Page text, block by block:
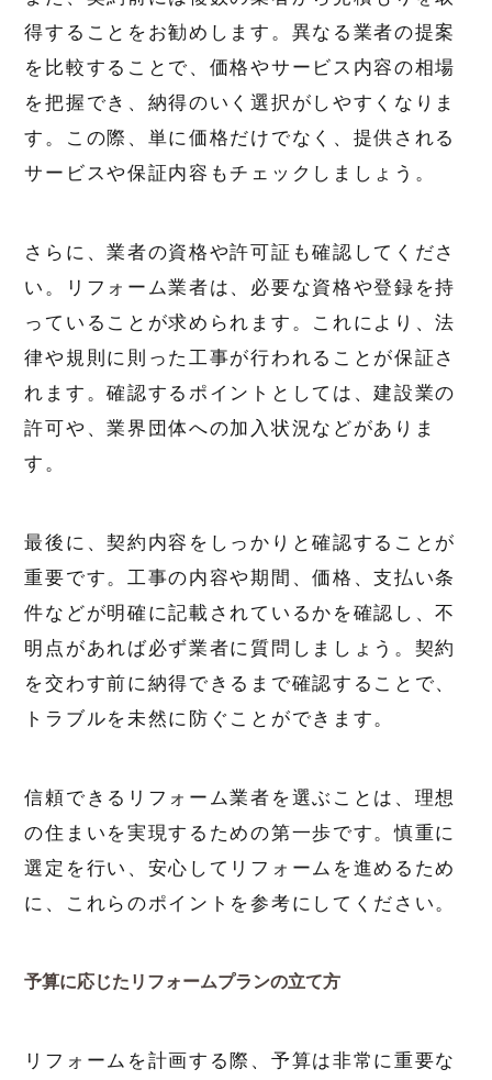
得することをお勧めします。異なる業者の提案
を比較することで、価格やサービス内容の相場
を把握でき、納得のいく選択がしやすくなりま
す。この際、単に価格だけでなく、提供される
サービスや保証内容もチェックしましょう。
さらに、業者の資格や許可証も確認してくださ
い。リフォーム業者は、必要な資格や登録を持
っていることが求められます。これにより、法
律や規則に則った工事が行われることが保証さ
れます。確認するポイントとしては、建設業の
許可や、業界団体への加入状況などがありま
す。
最後に、契約内容をしっかりと確認することが
重要です。工事の内容や期間、価格、支払い条
件などが明確に記載されているかを確認し、不
明点があれば必ず業者に質問しましょう。契約
を交わす前に納得できるまで確認することで、
トラブルを未然に防ぐことができます。
信頼できるリフォーム業者を選ぶことは、理想
の住まいを実現するための第一歩です。慎重に
選定を行い、安心してリフォームを進めるため
に、これらのポイントを参考にしてください。
予算に応じたリフォームプランの立て方
リフォームを計画する際、予算は非常に重要な